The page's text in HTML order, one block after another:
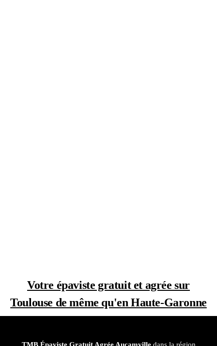
Votre épaviste gratuit et agrée sur
Toulouse de même qu'en Haute-Garonne
TMB Épaviste Gratuit AgréeAucamville dans la région